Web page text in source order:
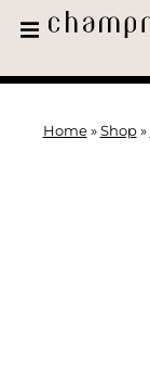
Home» Shop»